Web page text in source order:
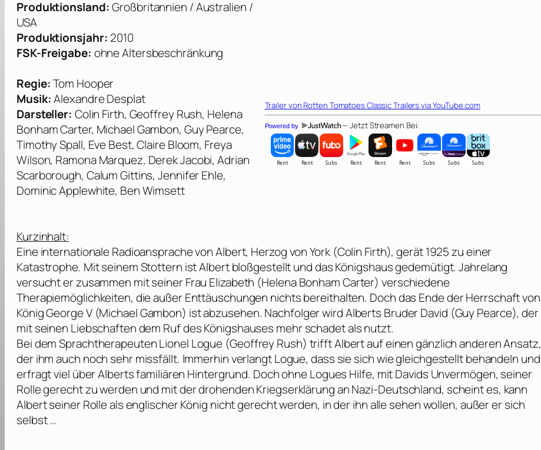
Trailer von Rotten Tomatoes Classic Trailersvia YouTube.com
Powered by — Jetzt Streamen Bei:
Produktionsland:Großbritannien / Australien /
USA
Produktionsjahr: 2010
FSK-Freigabe: ohne Altersbeschränkung
Regie:Tom Hooper
Musik:Alexandre Desplat
Darsteller: Colin Firth, Geoffrey Rush, Helena
Bonham Carter, Michael Gambon, Guy Pearce,
Timothy Spall, Eve Best, Claire Bloom, Freya
Wilson, Ramona Marquez, Derek Jacobi, Adrian
Scarborough, Calum Gittins, Jennifer Ehle,
Dominic Applewhite, Ben Wimsett
Kurzinhalt:
Eine internationale Radioansprache von Albert, Herzog von York (Colin Firth), gerät 1925 zu einer
Katastrophe. Mit seinem Stottern ist Albert bloßgestellt und das Königshaus gedemütigt. Jahrelang
versucht er zusammen mit seiner Frau Elizabeth (Helena Bonham Carter) verschiedene
Therapiemöglichkeiten, die außer Enttäuschungen nichts bereithalten. Doch das Ende der Herrschaft von
König George V (Michael Gambon) ist abzusehen. Nachfolger wird Alberts Bruder David (Guy Pearce), der
mit seinen Liebschaften dem Ruf des Königshauses mehr schadet als nutzt.
Bei dem Sprachtherapeuten Lionel Logue (Geoffrey Rush) trifft Albert auf einen gänzlich anderen Ansatz,
der ihm auch noch sehr missfällt. Immerhin verlangt Logue, dass sie sich wie gleichgestellt behandeln und
erfragt viel über Alberts familiären Hintergrund. Doch ohne Logues Hilfe, mit Davids Unvermögen, seiner
Rolle gerecht zu werden und mit der drohenden Kriegserklärung an Nazi-Deutschland, scheint es, kann
Albert seiner Rolle als englischer König nicht gerecht werden, in der ihn alle sehen wollen, außer er sich
selbst …